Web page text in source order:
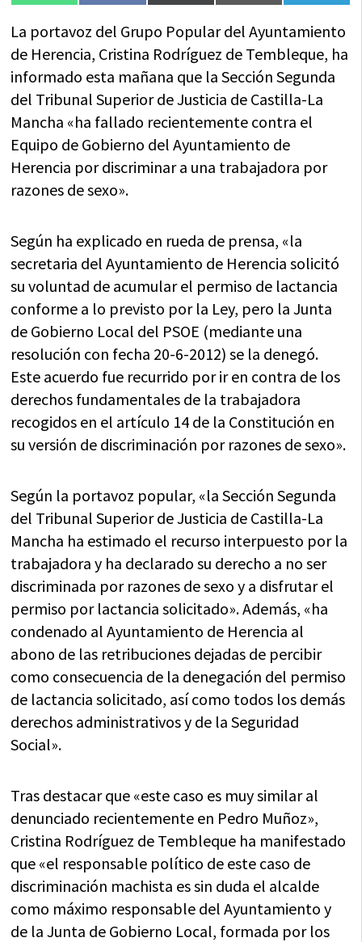
en
en
en
(Twitter) en
en
La portavoz del Grupo Popular del Ayuntamiento
de Herencia, Cristina Rodríguez de Tembleque, ha
informado esta mañana que la Sección Segunda
del Tribunal Superior de Justicia de Castilla-La
Mancha «ha fallado recientemente contra el
Equipo de Gobierno del Ayuntamiento de
Herencia por discriminar a una trabajadora por
razones de sexo».
Según ha explicado en rueda de prensa, «la
secretaria del Ayuntamiento de Herencia solicitó
su voluntad de acumular el permiso de lactancia
conforme a lo previsto por la Ley, pero la Junta
de Gobierno Local del PSOE (mediante una
resolución con fecha 20-6-2012) se la denegó.
Este acuerdo fue recurrido por ir en contra de los
derechos fundamentales de la trabajadora
recogidos en el artículo 14 de la Constitución en
su versión de discriminación por razones de sexo».
Según la portavoz popular, «la Sección Segunda
del Tribunal Superior de Justicia de Castilla-La
Mancha ha estimado el recurso interpuesto por la
trabajadora y ha declarado su derecho a no ser
discriminada por razones de sexo y a disfrutar el
permiso por lactancia solicitado». Además, «ha
condenado al Ayuntamiento de Herencia al
abono de las retribuciones dejadas de percibir
como consecuencia de la denegación del permiso
de lactancia solicitado, así como todos los demás
derechos administrativos y de la Seguridad
Social».
Tras destacar que «este caso es muy similar al
denunciado recientemente en Pedro Muñoz»,
Cristina Rodríguez de Tembleque ha manifestado
que «el responsable político de este caso de
discriminación machista es sin duda el alcalde
como máximo responsable del Ayuntamiento y
de la Junta de Gobierno Local, formada por los